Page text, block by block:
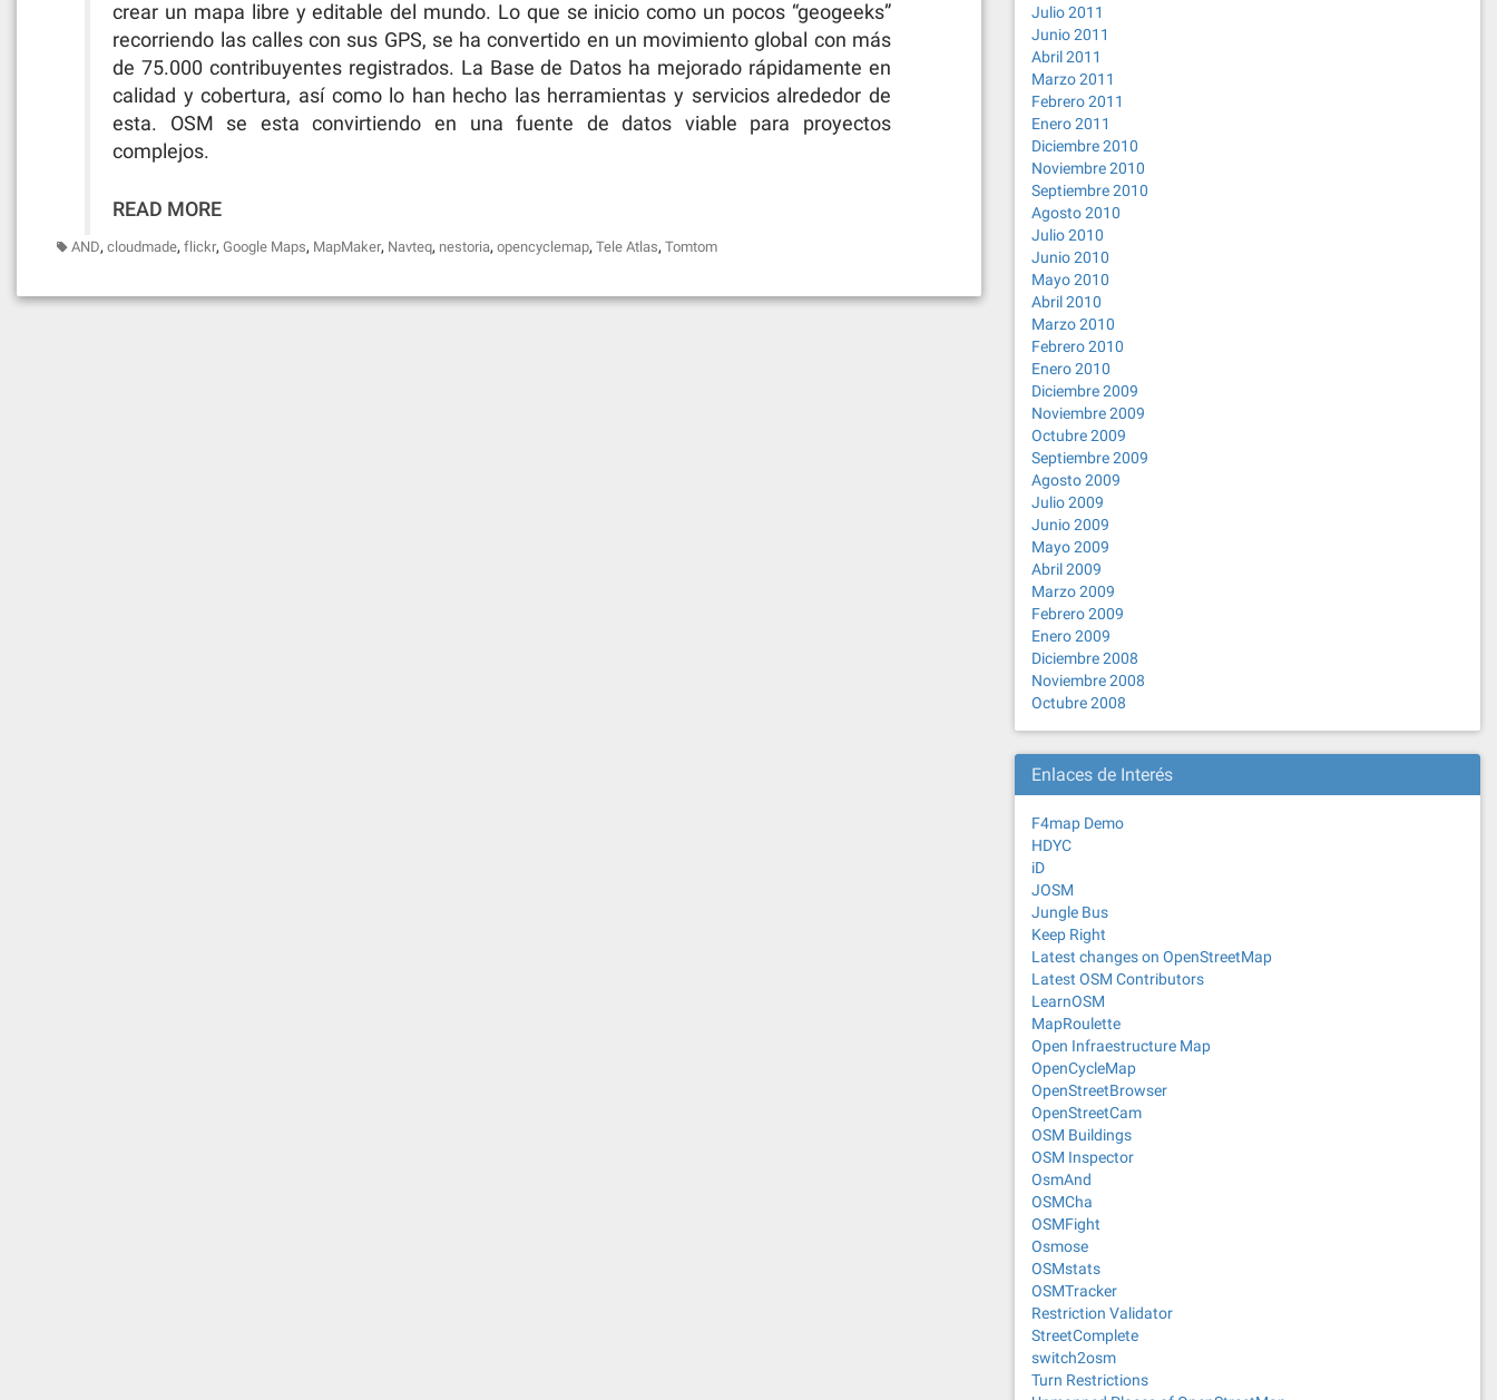
crear un mapa libre y editable del mundo. Lo que se inicio como un pocos “geogeeks”
recorriendo las calles con sus GPS, se ha convertido en un movimiento global con más
de 75.000 contribuyentes registrados. La Base de Datos ha mejorado rápidamente en
calidad y cobertura, así como lo han hecho las herramientas y servicios alrededor de
esta. OSM se esta convirtiendo en una fuente de datos viable para proyectos
complejos.
READ MORE
AND, cloudmade, flickr, Google Maps, MapMaker, Navteq, nestoria, opencyclemap, Tele Atlas, Tomtom
Julio 2011
Junio 2011
Abril 2011
Marzo 2011
Febrero 2011
Enero 2011
Diciembre 2010
Noviembre 2010
Septiembre 2010
Agosto 2010
Julio 2010
Junio 2010
Mayo 2010
Abril 2010
Marzo 2010
Febrero 2010
Enero 2010
Diciembre 2009
Noviembre 2009
Octubre 2009
Septiembre 2009
Agosto 2009
Julio 2009
Junio 2009
Mayo 2009
Abril 2009
Marzo 2009
Febrero 2009
Enero 2009
Diciembre 2008
Noviembre 2008
Octubre 2008
Enlaces de Interés
F4map Demo
HDYC
iD
JOSM
Jungle Bus
Keep Right
Latest changes on OpenStreetMap
Latest OSM Contributors
LearnOSM
MapRoulette
Open Infraestructure Map
OpenCycleMap
OpenStreetBrowser
OpenStreetCam
OSM Buildings
OSM Inspector
OsmAnd
OSMCha
OSMFight
Osmose
OSMstats
OSMTracker
Restriction Validator
StreetComplete
switch2osm
Turn Restrictions